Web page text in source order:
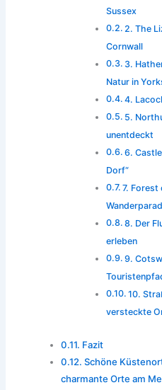
Sussex
2. The
Cornwall
3.
Natur in
4.
5.
unentdeckt
6.
Dorf“
7. Forest
8. Der
erleben
9.
10.
versteckte
Fazit
Schöne
charmante Orte am